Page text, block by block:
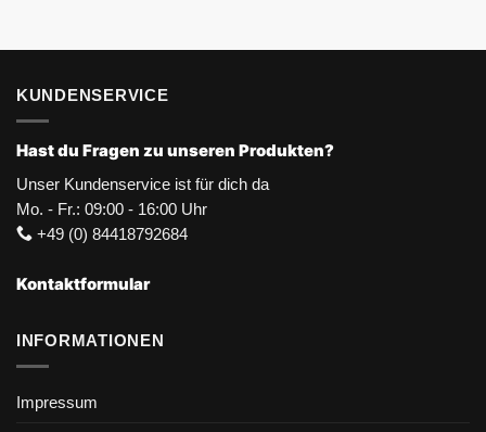
KUNDENSERVICE
Hast du Fragen zu unseren Produkten?
Unser Kundenservice ist für dich da
Mo. - Fr.: 09:00 - 16:00 Uhr
+49 (0) 84418792684
Kontaktformular
INFORMATIONEN
Impressum